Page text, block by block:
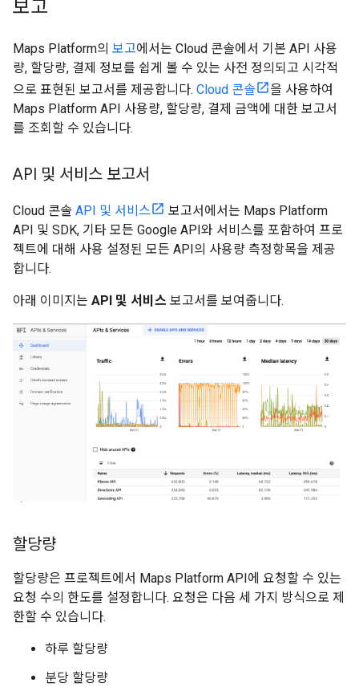
보고
Maps Platform의 보고에서는 Cloud 콘솔에서 기본 API 사용
량, 할당량, 결제 정보를 쉽게 볼 수 있는 사전 정의되고 시각적
으로 표현된 보고서를 제공합니다. Cloud 콘솔
을 사용하여
Maps Platform API 사용량, 할당량, 결제 금액에 대한 보고서
를 조회할 수 있습니다.
API 및 서비스 보고서
Cloud 콘솔 API 및 서비스
보고서에서는 Maps Platform
API 및 SDK, 기타 모든 Google API와 서비스를 포함하여 프로
젝트에 대해 사용 설정된 모든 API의 사용량 측정항목을 제공
합니다.
아래 이미지는 API 및 서비스 보고서를 보여줍니다.
할당량
할당량은 프로젝트에서 Maps Platform API에 요청할 수 있는
요청 수의 한도를 설정합니다. 요청은 다음 세 가지 방식으로 제
한할 수 있습니다.
하루 할당량
분당 할당량